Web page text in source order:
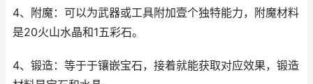
4、附魔：可以为武器或工具附加壹个独特能力，附魔材料
是20火山水晶和1五彩石。
4、锻造：等于于镶嵌宝石，接着就能获取对应效果，锻造